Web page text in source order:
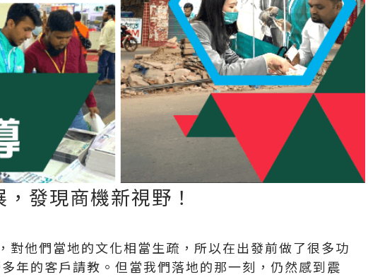
發現商機新視野！
對他們當地的文化相當生疏，所以在出發前做了很多功
年的客戶請教。但當我們落地的那一刻，仍然感到震